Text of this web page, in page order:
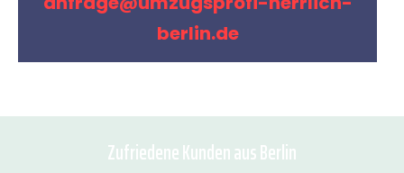
berlin.de
Zufriedene Kunden aus Berlin